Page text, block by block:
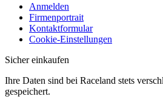
Anmelden
Firmenportrait
Kontaktformular
Cookie-Einstellungen
Sicher einkaufen
Ihre Daten sind bei Raceland stets
gespeichert.